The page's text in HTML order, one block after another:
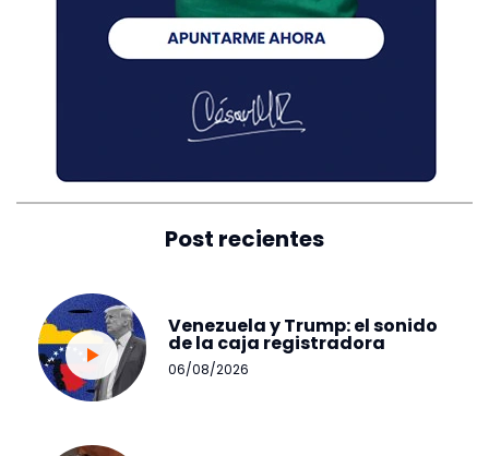
Post recientes
Venezuela y Trump: el sonido
de la caja registradora
06/08/2026